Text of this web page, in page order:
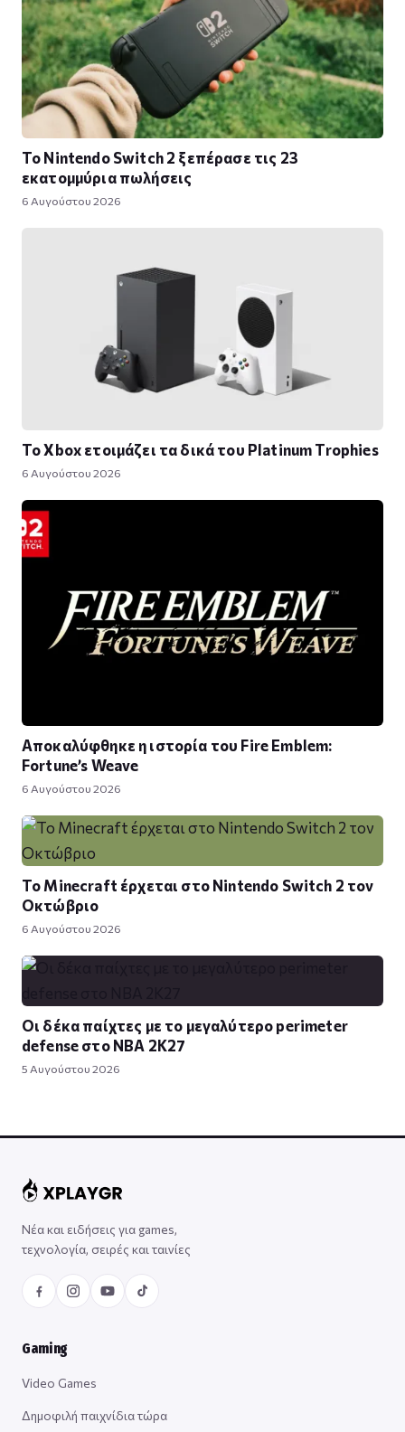
Το Nintendo Switch 2 ξεπέρασε τις 23
εκατομμύρια πωλήσεις
6 Αυγούστου 2026
Το Xbox ετοιμάζει τα δικά του Platinum Trophies
6 Αυγούστου 2026
Αποκαλύφθηκε η ιστορία του Fire Emblem:
Fortune’s Weave
6 Αυγούστου 2026
Το Minecraft έρχεται στο Nintendo Switch 2 τον
Οκτώβριο
6 Αυγούστου 2026
Οι δέκα παίχτες με το μεγαλύτερο perimeter
defense στο NBA 2K27
5 Αυγούστου 2026
Νέα και ειδήσεις για games,
τεχνολογία, σειρές και ταινίες
Gaming
Video Games
Δημοφιλή παιχνίδια τώρα